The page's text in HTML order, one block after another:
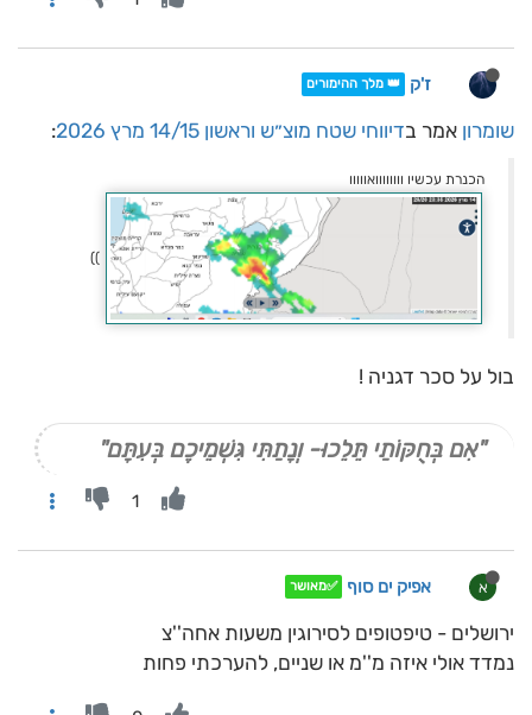
ז'ק 👑 מלך ההימורים
שומרון אמר בדיווחי שטח מוצ״ש וראשון 14/15 מרץ 2026 :
הכנרת עכשיו וווווווואווווו
))
בול על סכר דגניה !
"אִם בְּחֻקּוֹתַי תֵּלֵכוּ- וְנָתַתִּי גִּשְׁמֵיכֶם בְּעִתָּם"
1
א אפיק ים סוף ✅מאושר
ירושלים - טיפטופים לסירוגין משעות אחה''צ
נמדד אולי איזה מ''מ או שניים, להערכתי פחות